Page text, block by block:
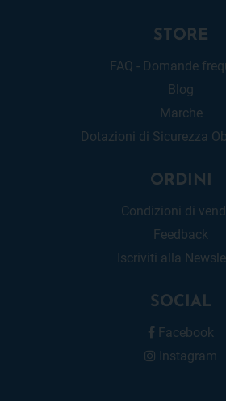
STORE
FAQ - Domande
Blog
Marche
Dotazioni di Sicurezza
ORDINI
Condizioni di
Feedback
Iscriviti alla
SOCIAL
Facebook
Instagram